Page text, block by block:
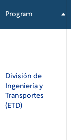
Program
División de
Ingeniería y
Transportes
(ETD)